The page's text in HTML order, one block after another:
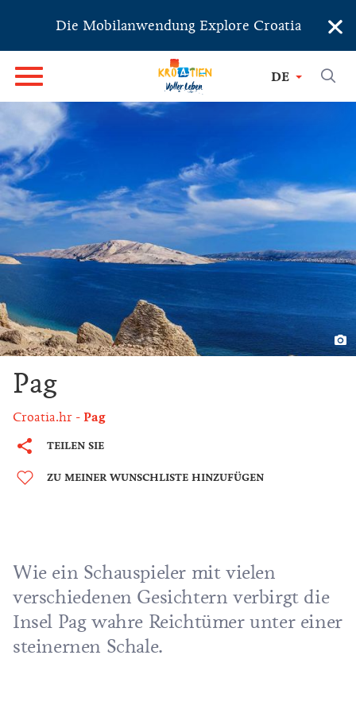
Die Mobilanwendung Explore Croatia ×
DE
Pag
Croatia.hr Pag
TEILEN SIE
ZU MEINER WUNSCHLISTE HINZUFÜGEN
Wie ein Schauspieler mit vielen
verschiedenen Gesichtern verbirgt die
Insel Pag wahre Reichtümer unter einer
steinernen Schale.